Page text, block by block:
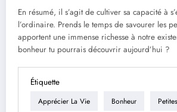
En résumé, il s’agit de cultiver sa capacité à
l’ordinaire. Prends le temps de savourer les
apportent une immense richesse à notre
bonheur tu pourrais découvrir aujourd’hui ?
Étiquette
Apprécier La Vie Bonheur